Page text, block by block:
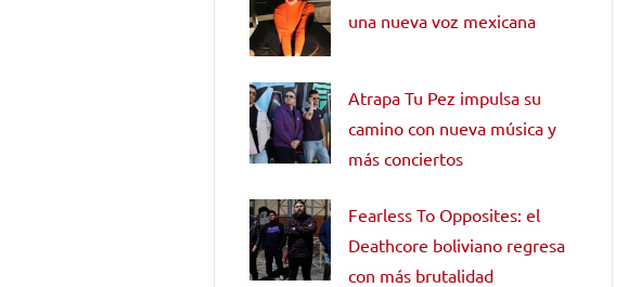
una nueva voz mexicana
Atrapa Tu Pez impulsa su
camino con nueva música y
más conciertos
Fearless To Opposites: el
Deathcore boliviano regresa
con más brutalidad